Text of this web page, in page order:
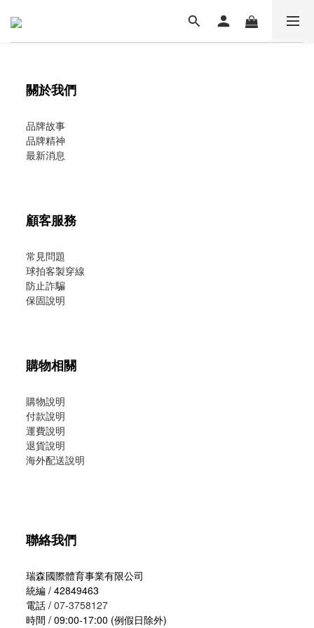
關於我們
品牌故事
品牌精神
最新消息
顧客服務
常見問題
球拍客製穿線
防止詐騙
保固說明
購物相關
購物說明
付款說明
運費說明
退貨說明
海外配送說明
聯絡我們
瑞森國際體育事業有限公司
統編 / 42849463
電話 / 07-3758127
時間 / 09:00-17:00 (例假日除外)